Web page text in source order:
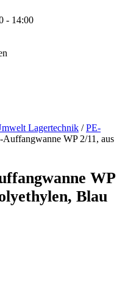
- 14:00
Lagertechnik /PE-
WP 2/11, aus
WP
Blau